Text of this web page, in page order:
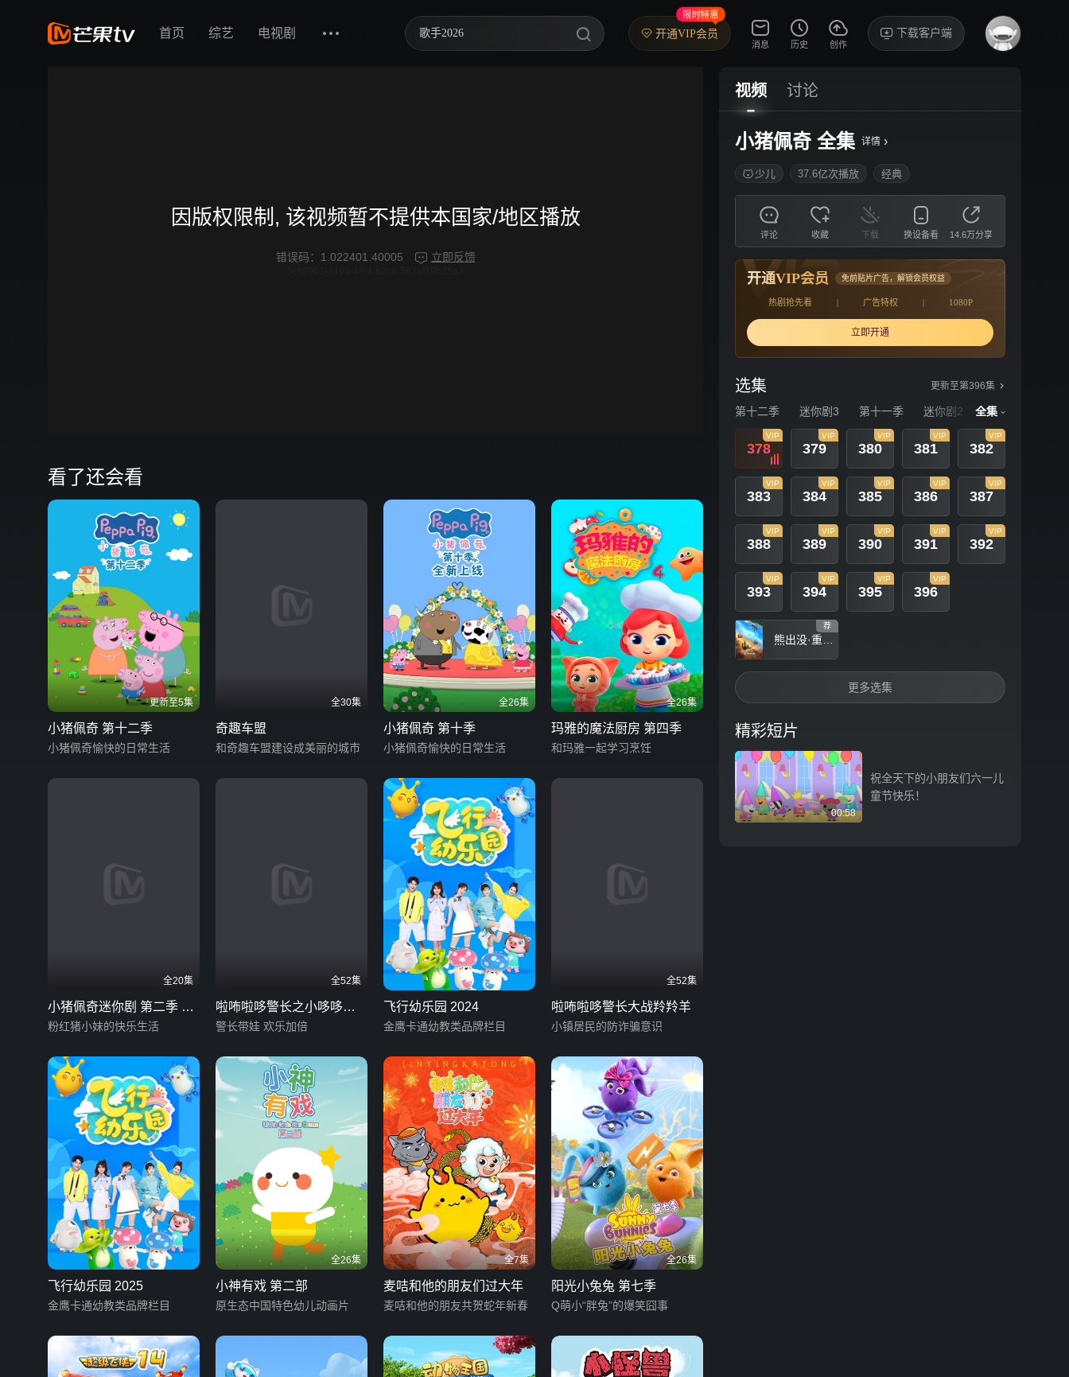
首页 综艺 电视剧 歌手2026
忙忙碌碌寻宝藏2
开通VIP会员
限时特惠
消息 历史 创作
下载客户端
因版权限制, 该视频暂不提供本国家/地区播放
错误码： 1.022401.40005 立即反馈
看了还会看
更新至5集
小猪佩奇 第十二季
小猪佩奇愉快的日常生活
全30集
奇趣车盟
和奇趣车盟建设成美丽的城市
全26集
小猪佩奇 第十季
小猪佩奇愉快的日常生活
全26集
玛雅的魔法厨房 第四季
和玛雅一起学习烹饪
全20集
小猪佩奇迷你剧 第二季 英
文版
粉红猪小妹的快乐生活
全52集
啦咘啦哆警长之小哆哆守
护计划
警长带娃 欢乐加倍
飞行幼乐园 2024
金鹰卡通幼教类品牌栏目
全52集
啦咘啦哆警长大战羚羚羊
小镇居民的防诈骗意识
飞行幼乐园 2025
金鹰卡通幼教类品牌栏目
全26集
小神有戏 第二部
原生态中国特色幼儿动画片
全7集
麦咭和他的朋友们过大年
麦咭和他的朋友共贺蛇年新春
全26集
阳光小兔兔 第七季
Q萌小“胖兔”的爆笑囧事
视频 讨论
小猪佩奇 全集 详情 ›
少儿 37.6亿次播放 经典
评论 收藏 下载 换设备看 14.6万分享
开通VIP会员 免前贴片广告，解锁会员权益
热剧抢先看 | 广告特权 | 1080P
立即开通
选集 更新至第396集
第十二季 迷你剧3 第十一季 迷你剧2 第十季
全集
378
VIP
379
VIP
380
VIP
381
VIP
382
VIP
383
VIP
384
VIP
385
VIP
386
VIP
387
VIP
388
VIP
389
VIP
390
VIP
391
VIP
392
VIP
393
VIP
394
VIP
395
VIP
396
VIP
熊出没·重启未来
荐
更多选集
精彩短片
00:58
祝全天下的小朋友们六一儿
童节快乐！